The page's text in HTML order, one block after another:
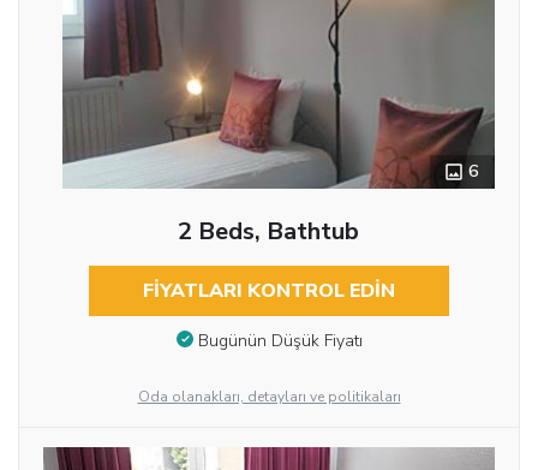
6
2 Beds, Bathtub
FIYATLARI KONTROL EDIN
Bugünün Düşük Fiyatı
Oda olanakları, detayları ve politikaları